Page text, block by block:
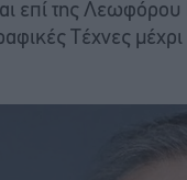
επί της
Τέχνες μέχρι